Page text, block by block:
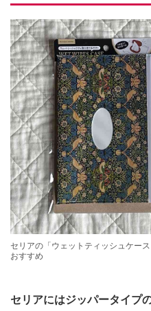
セリアの「ウェットティッシュケー
おすすめ
セリアにはジッパータイプ